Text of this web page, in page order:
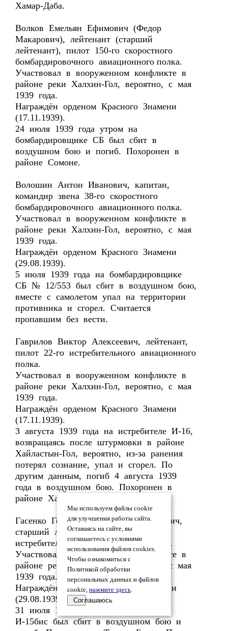
Хамар-Даба.
Волков Емельян Ефимович (Федор
Макарович), лейтенант (старший
лейтенант), пилот 150-го скоростного
бомбардировочного авиационного полка.
Участвовал в вооруженном конфликте в
районе реки Халхин-Гол, вероятно, с мая
1939 года.
Награждён орденом Красного Знамени
(17.11.1939).
24 июля 1939 года утром на
бомбардировщике СБ был сбит в
воздушном бою и погиб. Похоронен в
районе Сомоне.
Волошин Антон Иванович, капитан,
командир звена 38-го скоростного
бомбардировочного авиационного полка.
Участвовал в вооруженном конфликте в
районе реки Халхин-Гол, вероятно, с мая
1939 года.
Награждён орденом Красного Знамени
(29.08.1939).
5 июля 1939 года на бомбардировщике
СБ № 12/553 был сбит в воздушном бою,
вместе с самолетом упал на территории
противника и сгорел. Считается
пропавшим без вести.
Гаврилов Виктор Алексеевич, лейтенант,
пилот 22-го истребительного авиационного
полка.
Участвовал в вооруженном конфликте в
районе реки Халхин-Гол, вероятно, с мая
1939 года.
Награждён орденом Красного Знамени
(17.11.1939).
3 августа 1939 года на истребителе И-16,
возвращаясь после штурмовки в районе
Хайластын-Гол, вероятно, из-за ранения
потерял сознание, упал и сгорел. По
другим данным, погиб 4 августа 1939
года в воздушном бою. Похоронен в
районе Хамар-Даба.
Гасенко Георгий (Григорий) Матвеевич,
старший лейтенант, пилот 22-го
истребительного авиационного полка.
Участвовал в вооруженном конфликте в
районе реки Халхин-Гол, вероятно, с мая
1939 года.
Награждён орденом Красного Знамени
(29.08.1939).
31 июля 1939 года на истребителе
И-15бис был сбит в воздушном бою и
Мы используем файлы cookie
для улучшения работы сайта.
Оставаясь на сайте, вы
соглашаетесь с условиями
использования файлов cookies.
Чтобы ознакомиться с
Политикой обработки
персональных данных и файлов
cookie, нажмите здесь.
Соглашаюсь